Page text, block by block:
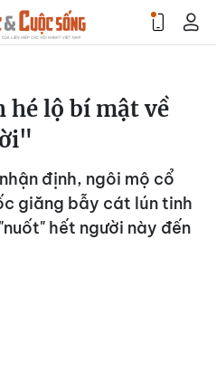
hé lộ bí mật về
định, ngôi mộ cổ
giăng bẫy cát lún tinh
hết người này đến